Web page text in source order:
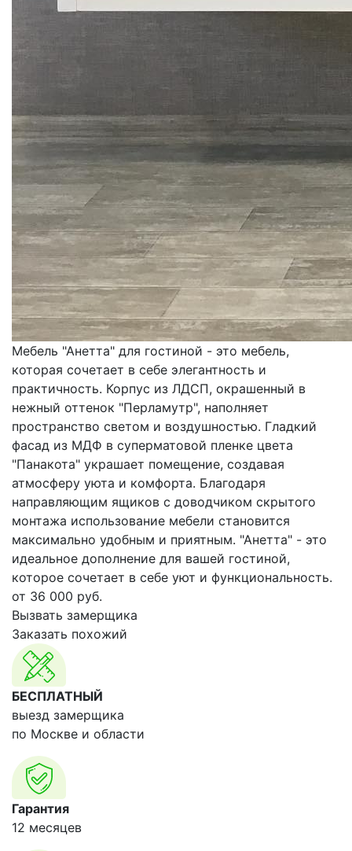
Мебель "Анетта" для гостиной - это мебель,
которая сочетает в себе элегантность и
практичность. Корпус из ЛДСП, окрашенный в
нежный оттенок "Перламутр", наполняет
пространство светом и воздушностью. Гладкий
фасад из МДФ в суперматовой пленке цвета
"Панакота" украшает помещение, создавая
атмосферу уюта и комфорта. Благодаря
направляющим ящиков с доводчиком скрытого
монтажа использование мебели становится
максимально удобным и приятным. "Анетта" - это
идеальное дополнение для вашей гостиной,
которое сочетает в себе уют и функциональность.
от 36 000 руб.
Вызвать замерщика
Заказать похожий
БЕСПЛАТНЫЙ
выезд замерщика
по Москве и области
Гарантия
12 месяцев